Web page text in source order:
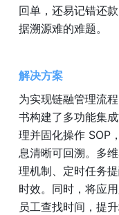
回单，还易记错还
据溯源难的难题。
解决方案
为实现链融管理流
书构建了多功能集
理并固化操作 SOP
息清晰可回溯。多
理机制、定时任务
时效。同时，将应
员工查找时间，提